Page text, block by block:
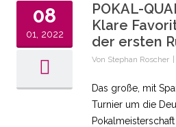
08
01, 2022
POKAL-
Klare
der ersten
Von Stephan Roscher
Das große, mit
Turnier um die